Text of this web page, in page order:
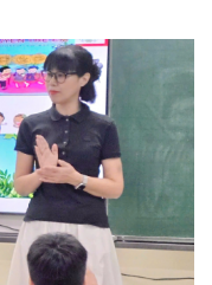
đẹp
phương tấn công
trầm trọng thêm